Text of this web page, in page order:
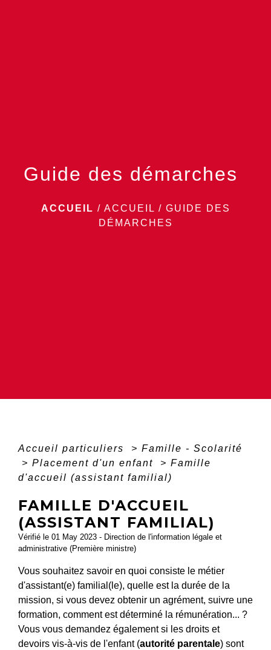
Guide des démarches
ACCUEIL / ACCUEIL / GUIDE DES
DÉMARCHES
Accueil particuliers > Famille - Scolarité
> Placement d'un enfant > Famille
d'accueil (assistant familial)
FAMILLE D'ACCUEIL
(ASSISTANT FAMILIAL)
Vérifié le 01 May 2023 - Direction de l'information légale et
administrative (Première ministre)
Vous souhaitez savoir en quoi consiste le métier
d'assistant(e) familial(le), quelle est la durée de la
mission, si vous devez obtenir un agrément, suivre une
formation, comment est déterminé la rémunération... ?
Vous vous demandez également si les droits et
devoirs vis-à-vis de l'enfant (autorité parentale) sont